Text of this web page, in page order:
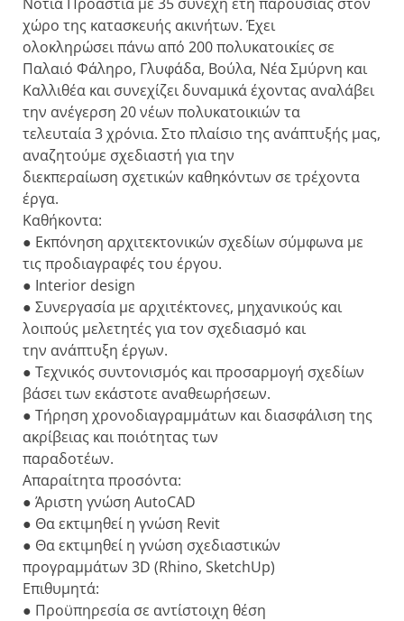
χώρο της κατασκευής ακινήτων. Έχει
ολοκληρώσει πάνω από 200 πολυκατοικίες σε
Παλαιό Φάληρο, Γλυφάδα, Βούλα, Νέα Σμύρνη και
Καλλιθέα και συνεχίζει δυναμικά έχοντας αναλάβει
την ανέγερση 20 νέων πολυκατοικιών τα
τελευταία 3 χρόνια. Στο πλαίσιο της ανάπτυξής μας,
αναζητούμε σχεδιαστή για την
διεκπεραίωση σχετικών καθηκόντων σε τρέχοντα
έργα.
Καθήκοντα:
● Εκπόνηση αρχιτεκτονικών σχεδίων σύμφωνα με
τις προδιαγραφές του έργου.
● Interior design
● Συνεργασία με αρχιτέκτονες, μηχανικούς και
λοιπούς μελετητές για τον σχεδιασμό και
την ανάπτυξη έργων.
● Τεχνικός συντονισμός και προσαρμογή σχεδίων
βάσει των εκάστοτε αναθεωρήσεων.
● Τήρηση χρονοδιαγραμμάτων και διασφάλιση της
ακρίβειας και ποιότητας των
παραδοτέων.
Απαραίτητα προσόντα:
● Άριστη γνώση AutoCAD
● Θα εκτιμηθεί η γνώση Revit
● Θα εκτιμηθεί η γνώση σχεδιαστικών
προγραμμάτων 3D (Rhino, SketchUp)
Επιθυμητά:
● Προϋπηρεσία σε αντίστοιχη θέση